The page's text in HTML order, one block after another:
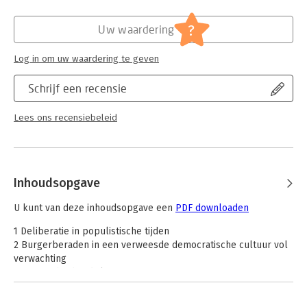
Mens en maatschappij
Bestuurskunde
Schrijf een recensie
Lees ons recensiebeleid
Uw waardering ?
Log in om uw waardering te geven
Inhoudsopgave
U kunt van deze inhoudsopgave een PDF downloaden
1 Deliberatie in populistische tijden
2 Burgerberaden in een verweesde democratische cultuur vol
verwachting
4 Over de ‘eenzijdige overheid’ en de ‘veelzijdige burger’